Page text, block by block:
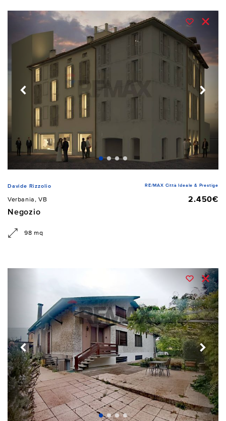
Davide Rizzolio RE/MAX Città Ideale & Prestige
Verbania, VB
2.450€
Negozio
98 mq